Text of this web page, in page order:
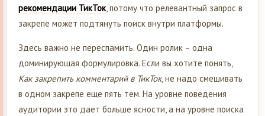
рекомендации ТикТок, потому что релевантный запрос в
закрепе может подтянуть поиск внутри платформы.
Здесь важно не переспамить. Один ролик – одна
доминирующая формулировка. Если вы хотите понять,
Как закрепить комментарий в ТикТок, не надо смешивать
в одном закрепе еще пять тем. На уровне поведения
аудитории это дает больше ясности, а на уровне поиска